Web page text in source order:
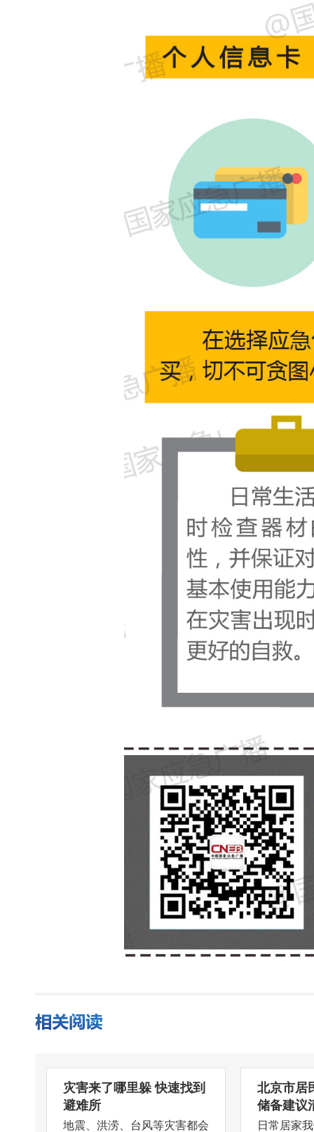
灾害来了哪里躲 快速找到
避难所
地震、洪涝、台风等灾害都会
北京市居
储备建议
日常居家